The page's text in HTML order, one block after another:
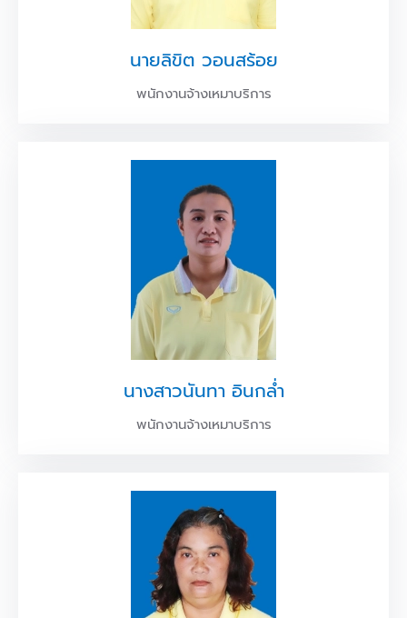
นายลิขิต วอนสร้อย
พนักงานจ้างเหมาบริการ
นางสาวนันทา อินกล่ำ
พนักงานจ้างเหมาบริการ